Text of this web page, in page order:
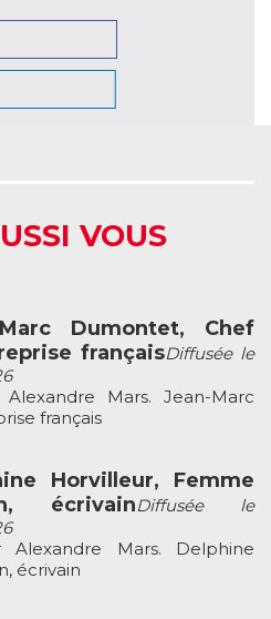
VOUS
Marc Dumontet, Chef
françaisDiffusée le
Mars. Jean-Marc
français
Horvilleur, Femme
écrivainDiffusée le
Alexandre Mars. Delphine
écrivain